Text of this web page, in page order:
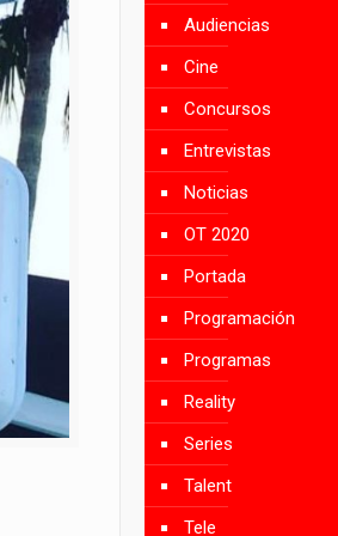
Audiencias
Cine
Concursos
Entrevistas
Noticias
OT 2020
Portada
Programación
Programas
Reality
Series
Talent
Tele